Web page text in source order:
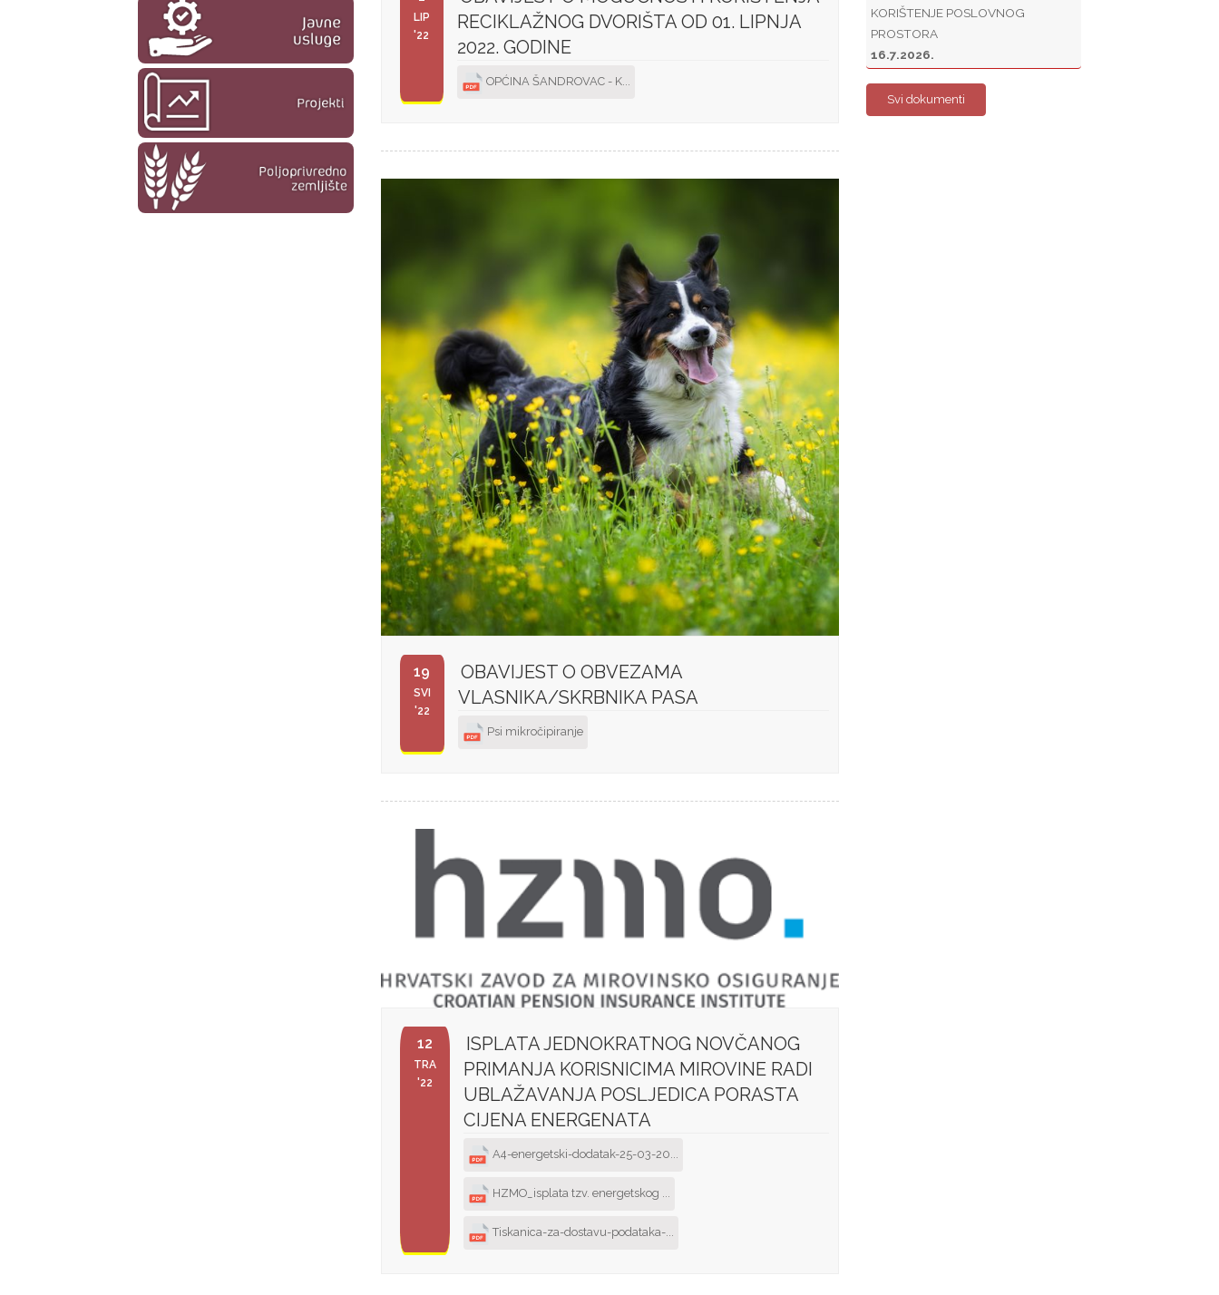
LIP
'22
RECIKLAŽNOG DVORIŠTA OD 01. LIPNJA
2022. GODINE
OPĆINA ŠANDROVAC - K...
19
SVI
'22
OBAVIJEST O OBVEZAMA
VLASNIKA/SKRBNIKA PASA
Psi mikročipiranje
12
TRA
'22
ISPLATA JEDNOKRATNOG NOVČANOG
PRIMANJA KORISNICIMA MIROVINE RADI
UBLAŽAVANJA POSLJEDICA PORASTA
CIJENA ENERGENATA
A4-energetski-dodatak-25-03-20...
HZMO_isplata tzv. energetskog ...
Tiskanica-za-dostavu-podataka-...
KORIŠTENJE POSLOVNOG
PROSTORA
16.7.2026.
Svi dokumenti